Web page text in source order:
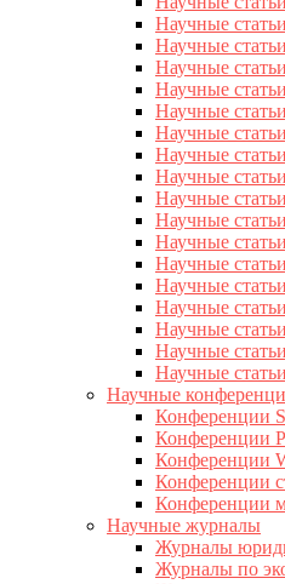
Научные
Научные
Научные
Научные
Научные
Научные
Научные
Научные
Научные
Научные
Научные
Научные
Научные
Научные
Научные
Научные
Научные
Научные
Конференции
Конференции
Конференции
Конференции
Конференции
Научные журналы
Журналы
Журналы по